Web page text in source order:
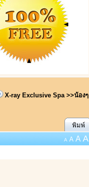
X-ray Exclusive Spa >>น้องๆ
พิมพ์
A A A A